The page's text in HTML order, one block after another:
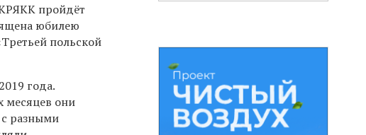
пройдёт
юбилею
польской
года.
месяцев они
с разными